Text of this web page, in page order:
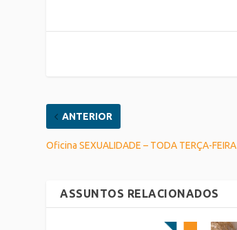
ANTERIOR
Oficina SEXUALIDADE – TODA TERÇA-FEIRA
ASSUNTOS RELACIONADOS